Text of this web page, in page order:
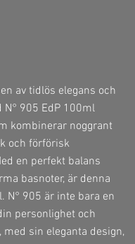
av tidlös elegans och
905 EdP 100ml
kombinerar noggrant
och förförisk
en perfekt balans
basnoter, är denna
N° 905 är inte bara en
personlighet och
sin eleganta design,